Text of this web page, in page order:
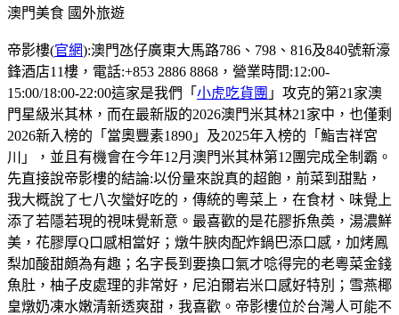
澳門美食 國外旅遊
帝影樓(官網):澳門氹仔廣東大馬路786、798、816及840號新濠
鋒酒店11樓，電話:+853 2886 8868，營業時間:12:00-
15:00/18:00-22:00這家是我們「 小虎吃貨團 」攻克的第21家澳
門星級米其林，而在最新版的2026澳門米其林21家中，也僅剩
2026新入榜的「當奧豐素1890」及2025年入榜的「鮨吉祥宮
川」，並且有機會在今年12月澳門米其林第12團完成全制霸。
先直接說帝影樓的結論:以份量來說真的超飽，前菜到甜點，
我大概說了七八次蠻好吃的，傳統的粵菜上，在食材、味覺上
添了若隱若現的視味覺新意。最喜歡的是花膠拆魚𡙡，湯濃鮮
美，花膠厚Q口感相當好；燉牛脥肉配炸鍋巴添口感，加烤鳳
梨加酸甜頗為有趣；名字長到要換口氣才唸得完的老粵菜金錢
魚肚，柚子皮處理的非常好，尼泊爾岩米口感好特別；雪燕椰
皇燉奶凍水嫩清新透爽甜，我喜歡。帝影樓位於台灣人可能不